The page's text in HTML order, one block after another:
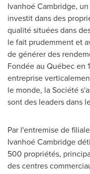
Ivanhoé Cambridge,
investit dans des
qualité situées dans
le fait prudemment et
de générer des
Fondée au Québec en
entreprise
le monde, la Société
sont des leaders dans
Par l'entremise de
Ivanhoé Cambridge
500 propriétés,
des centres